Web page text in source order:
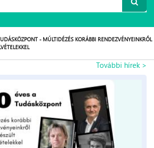
- MÚLTIDÉZÉS KORÁBBI RENDEZVÉNYEINKRŐL
További hírek >